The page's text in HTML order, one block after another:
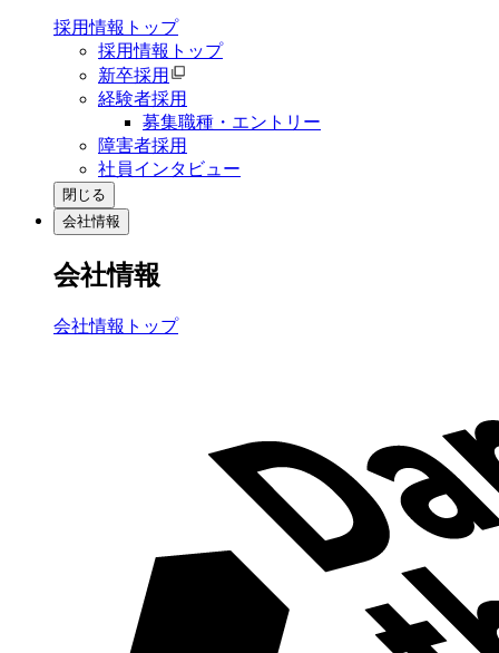
採用情報トップ
採用情報トップ
新卒採用
経験者採用
募集職種・エントリー
障害者採用
社員インタビュー
閉じる
会社情報
会社情報
会社情報トップ